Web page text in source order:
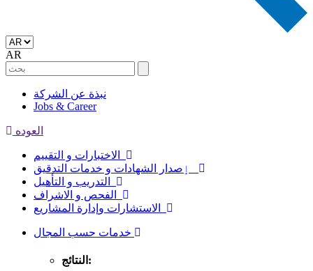
AR
نبذة عن الشركة
Jobs & Career
العوده
النتائج: